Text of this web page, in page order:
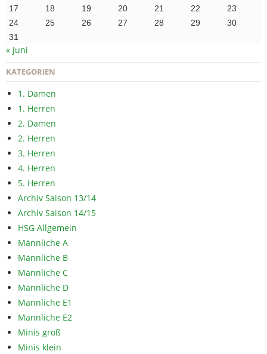
17
18 19 20 21 22
23
24
25 26 27 28 29
30
31
« Juni
KATEGORIEN
1. Damen
1. Herren
2. Damen
2. Herren
3. Herren
4. Herren
5. Herren
Archiv Saison 13/14
Archiv Saison 14/15
HSG Allgemein
Männliche A
Männliche B
Männliche C
Männliche D
Männliche E1
Männliche E2
Minis groß
Minis klein